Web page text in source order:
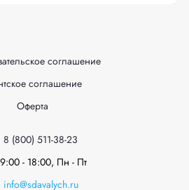
соглашение
соглашение
Оферта
8 (800) 511-38-23
- 18:00, Пн - Пт
info@sdavalych.ru